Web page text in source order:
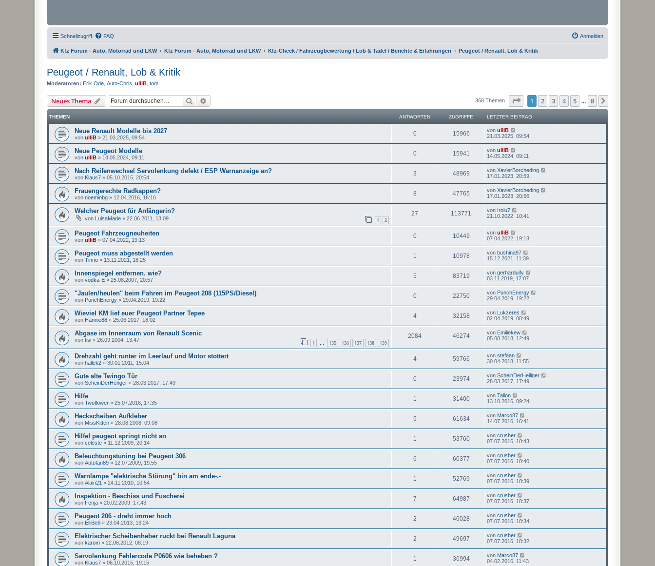
Schnellzugriff FAQ Anmelden
Kfz Forum - Auto, Motorrad und LKW Kfz Forum - Auto, Motorrad und LKW Kfz-Check / Fahrzeugbewertung / Lob & Tadel / Berichte & Erfahrungen Peugeot / Renault, Lob & Kritik
Peugeot / Renault, Lob & Kritik
Moderatoren: Erik.Ode Auto-Chris ulliB tom
Neues Thema Suche 368 Themen Seite von8
1 2 3 4 5 8
THEMEN ANTWORTEN ZUGRIFFE LETZTER BEITRAG
Neue Renault Modelle bis 2027
von ulliB » 21.03.2025, 09:54
0 15966 von ulliB
21.03.2025, 09:54
Neue Peugeot Modelle
von ulliB » 14.05.2024, 09:11
0 15941 von ulliB
14.05.2024, 09:11
Nach Reifenwechsel Servolenkung defekt / ESP Warnanzeige an?
von Klaus7 » 05.10.2015, 20:54
3 48969 von XavierBorcheding
17.01.2023, 20:59
Frauengerechte Radkappen?
von noeminbg » 12.04.2016, 16:16
8 47765 von XavierBorcheding
17.01.2023, 20:56
Welcher Peugeot für Anfängerin?
von LuisaMarie » 22.06.2011, 13:09 1 2
27 113771 von Irolu7
21.10.2022, 10:41
Peugeot Fahrzeugneuheiten
von ulliB » 07.04.2022, 19:13
0 10449 von ulliB
07.04.2022, 19:13
Peugeot muss abgestellt werden
von Tinno » 13.11.2021, 18:25
1 10978 von bushina97
15.12.2021, 11:39
Innenspiegel entfernen. wie?
von vodka-E » 25.08.2007, 20:57
5 83719 von gerharduify
03.11.2019, 17:07
"Jaulen/heulen" beim Fahren im Peugeot 208 (115PS/Diesel)
von PunchEnergy » 29.04.2019, 19:22
0 22750 von PunchEnergy
29.04.2019, 19:22
Wieviel KM lief euer Peugeot Partner Tepee
von Hannie88 » 25.06.2017, 18:02
4 32158 von Lukzeres
02.04.2019, 08:49
Abgase im Innenraum von Renault Scenic
von tisi » 26.09.2004, 13:47 1 … 135 136 137 138 139
2084 46274 von Emiliekew
05.08.2018, 12:49
Drehzahl geht runter im Leerlauf und Motor stottert
von hallek2 » 30.01.2011, 15:04
4 59766 von stefaan
30.04.2018, 11:55
Gute alte Twingo Tür
von ScheinDerHeiliger » 28.03.2017, 17:49
0 23974 von ScheinDerHeiliger
28.03.2017, 17:49
Hilfe
von Twoflower » 25.07.2016, 17:35
1 31400 von Talion
13.10.2016, 09:24
Heckscheiben Aufkleber
von MissKitten » 28.08.2008, 09:08
5 61634 von Marco87
14.07.2016, 16:41
Hilfe! peugeot springt nicht an
von celeste » 11.12.2009, 20:14
1 53760 von crusher
07.07.2016, 18:43
Beleuchtungstuning bei Peugeot 306
von Autofan89 » 12.07.2009, 19:55
6 60377 von crusher
07.07.2016, 18:40
Warnlampe "elektrische Störung" bin am ende-.-
von Alain21 » 24.11.2010, 10:54
1 52769 von crusher
07.07.2016, 18:39
Inspektion - Beschiss und Fuscherei
von Fenja » 20.02.2009, 17:43
7 64987 von crusher
07.07.2016, 18:37
Peugeot 206 - dreht immer hoch
von ElliBelli » 23.04.2013, 13:24
2 46028 von crusher
07.07.2016, 18:34
Elektrischer Scheibenheber ruckt bei Renault Laguna
von karom » 22.06.2012, 08:19
2 49697 von crusher
07.07.2016, 18:32
Servolenkung Fehlercode P0606 wie beheben ?
von Klaus7 » 06.10.2015, 19:15
1 36994 von Marco87
04.02.2016, 11:43